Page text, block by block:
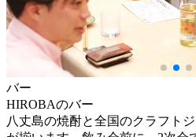
バー
HIROBAのバー
八丈島の焼酎と全国のクラフト